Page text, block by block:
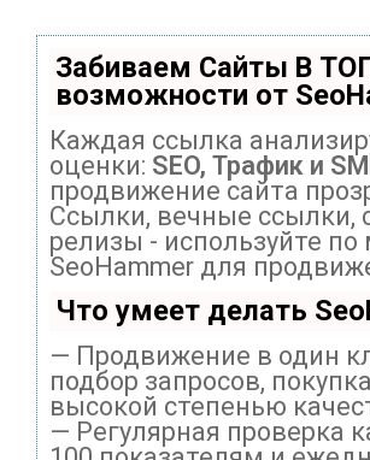
Забиваем Сайты В
возможности от
Каждая ссылка
оценки: SEO, Трафик и
продвижение сайта
Ссылки, вечные ссылки,
релизы - используйте
SeoHammer для
Что умеет делать
— Продвижение в один
подбор запросов,
высокой степенью
— Регулярная проверка